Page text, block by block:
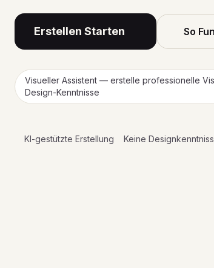
Erstellen Starten So
Visueller Assistent — erstelle professionelle
Design-Kenntnisse
KI-gestützte Erstellung Keine